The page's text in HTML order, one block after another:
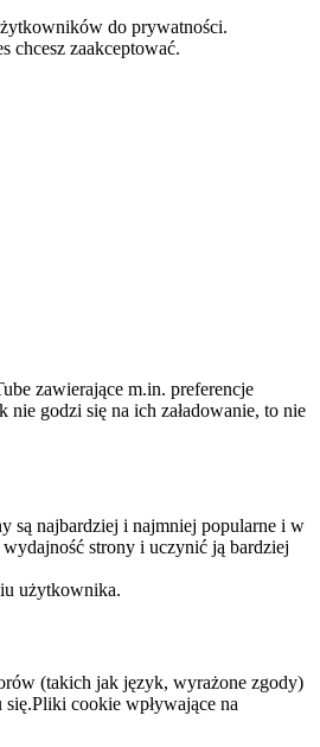
do prywatności.
chcesz zaakceptować.
zawierające m.in. preferencje
godzi się na ich załadowanie, to nie
są najbardziej i najmniej popularne i w
strony i uczynić ją bardziej
użytkownika.
(takich jak język, wyrażone zgody)
cookie wpływające na